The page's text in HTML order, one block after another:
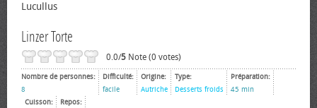
Lucullus
Linzer Torte
0.0/5 Note (0 votes)
Nombre de personnes:
8
Difficulté:
facile
Origine:
Autriche
Type:
Desserts froids
Préparation:
45 min
Cuisson:
Repos: